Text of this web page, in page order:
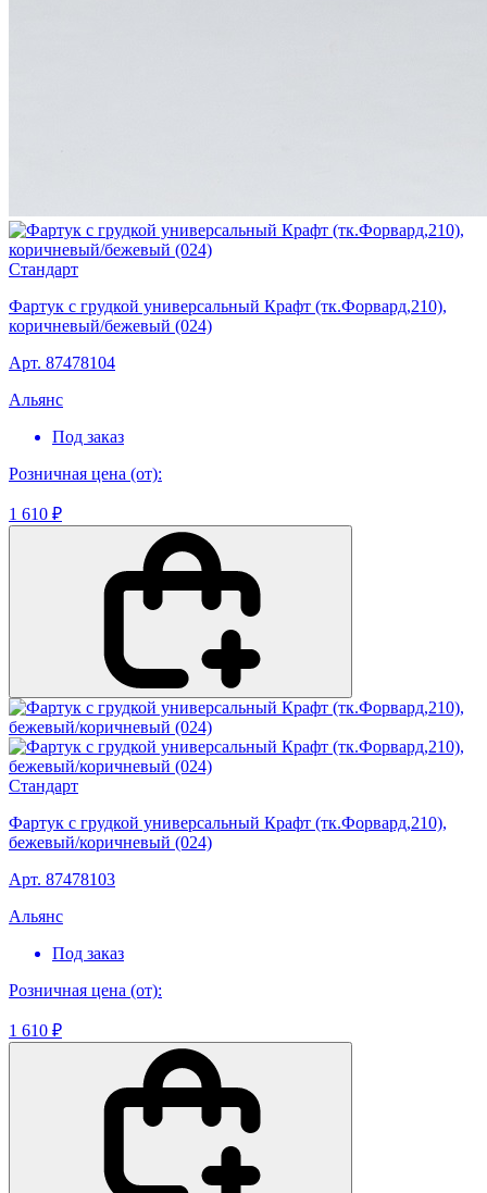
Стандарт
Фартук с грудкой универсальный Крафт (тк.Форвард,210),
коричневый/бежевый (024)
Арт. 87478104
Альянс
Под заказ
Розничная цена (от):
1 610 ₽
Стандарт
Фартук с грудкой универсальный Крафт (тк.Форвард,210),
бежевый/коричневый (024)
Арт. 87478103
Альянс
Под заказ
Розничная цена (от):
1 610 ₽